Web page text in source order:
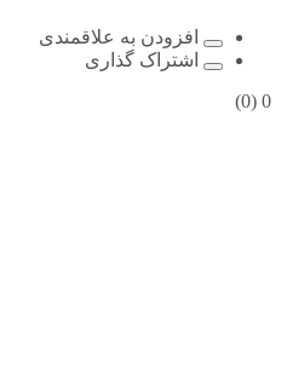
افزودن به علاقمندی
اشتراک گذاری
0
(0)